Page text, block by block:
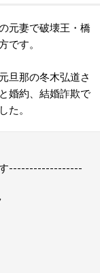
元妻で破壊王・橋
です。
旦那の冬木弘道さ
婚約、結婚詐欺で
た。
------------------